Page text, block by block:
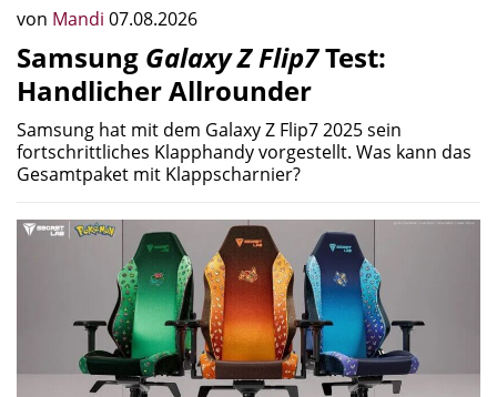
von Mandi 07.08.2026
Samsung Galaxy Z Flip7Test:
Handlicher Allrounder
Samsung hat mit dem Galaxy Z Flip7 2025 sein
fortschrittliches Klapphandy vorgestellt. Was kann das
Gesamtpaket mit Klappscharnier?